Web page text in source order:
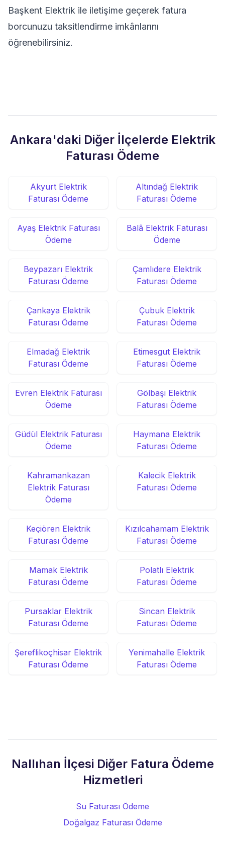
Başkent Elektrik ile iletişime geçerek fatura
borcunuzu taksitlendirme imkânlarını
öğrenebilirsiniz.
Ankara'daki Diğer İlçelerde Elektrik
Faturası Ödeme
Akyurt Elektrik
Faturası Ödeme
Altındağ Elektrik
Faturası Ödeme
Ayaş Elektrik Faturası
Ödeme
Balâ Elektrik Faturası
Ödeme
Beypazarı Elektrik
Faturası Ödeme
Çamlıdere Elektrik
Faturası Ödeme
Çankaya Elektrik
Faturası Ödeme
Çubuk Elektrik
Faturası Ödeme
Elmadağ Elektrik
Faturası Ödeme
Etimesgut Elektrik
Faturası Ödeme
Evren Elektrik Faturası
Ödeme
Gölbaşı Elektrik
Faturası Ödeme
Güdül Elektrik Faturası
Ödeme
Haymana Elektrik
Faturası Ödeme
Kahramankazan
Elektrik Faturası
Ödeme
Kalecik Elektrik
Faturası Ödeme
Keçiören Elektrik
Faturası Ödeme
Kızılcahamam Elektrik
Faturası Ödeme
Mamak Elektrik
Faturası Ödeme
Polatlı Elektrik
Faturası Ödeme
Pursaklar Elektrik
Faturası Ödeme
Sincan Elektrik
Faturası Ödeme
Şereflikoçhisar Elektrik
Faturası Ödeme
Yenimahalle Elektrik
Faturası Ödeme
Nallıhan İlçesi Diğer Fatura Ödeme
Hizmetleri
Su Faturası Ödeme
Doğalgaz Faturası Ödeme